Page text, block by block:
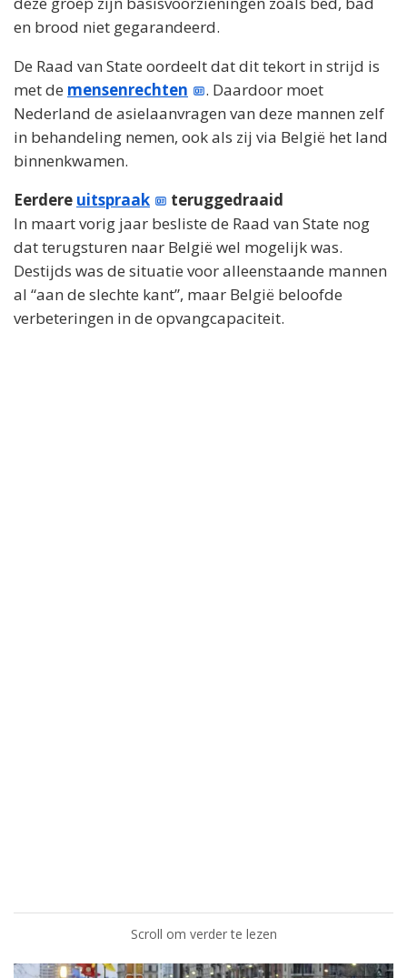
en brood niet gegarandeerd.
De Raad van State oordeelt dat dit tekort in strijd is
met de mensenrechten
. Daardoor moet
Nederland de asielaanvragen van deze mannen zelf
in behandeling nemen, ook als zij via België het land
binnenkwamen.
Eerdere uitspraak
teruggedraaid
In maart vorig jaar besliste de Raad van State nog
dat terugsturen naar België wel mogelijk was.
Destijds was de situatie voor alleenstaande mannen
al “aan de slechte kant”, maar België beloofde
verbeteringen in de opvangcapaciteit.
Scroll om verder te lezen